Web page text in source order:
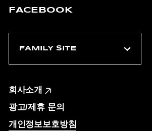
FACEBOOK
회사소개
광고/제휴 문의
개인정보보호방침